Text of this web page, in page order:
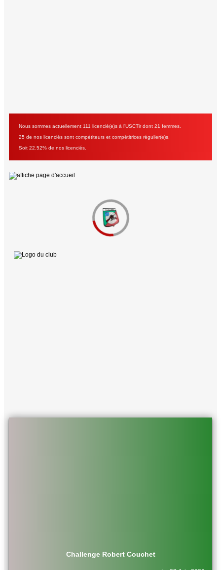
Nous sommes actuellement 111 licencié(e)s à l'USCTir dont 21 femmes.
25 de nos licenciés sont compétiteurs et compétitrices régulier(e)s.
Soit 22.52% de nos licenciés.
Challenge Robert Couchet